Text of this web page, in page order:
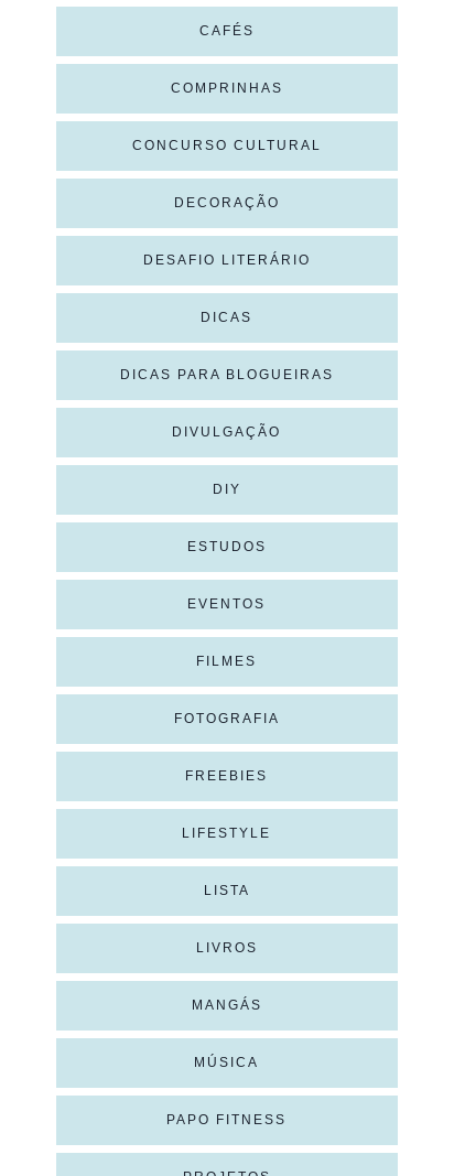
CAFÉS
COMPRINHAS
CONCURSO CULTURAL
DECORAÇÃO
DESAFIO LITERÁRIO
DICAS
DICAS PARA BLOGUEIRAS
DIVULGAÇÃO
DIY
ESTUDOS
EVENTOS
FILMES
FOTOGRAFIA
FREEBIES
LIFESTYLE
LISTA
LIVROS
MANGÁS
MÚSICA
PAPO FITNESS